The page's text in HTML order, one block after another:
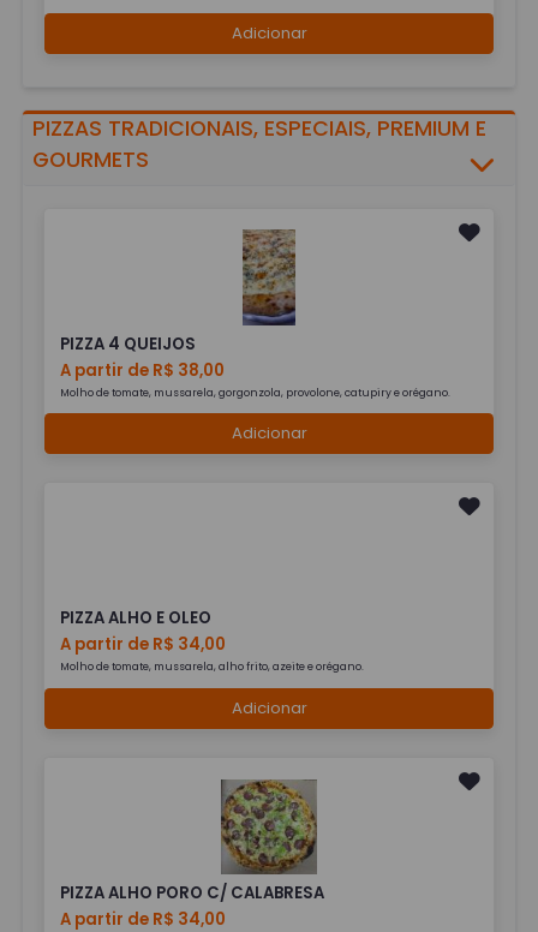
Adicionar
PIZZAS TRADICIONAIS, ESPECIAIS, PREMIUM E
GOURMETS
PIZZA 4 QUEIJOS
A partir de R$ 38,00
Molho de tomate, mussarela, gorgonzola, provolone, catupiry e orégano.
Adicionar
PIZZA ALHO E OLEO
A partir de R$ 34,00
Molho de tomate, mussarela, alho frito, azeite e orégano.
Adicionar
PIZZA ALHO PORO C/ CALABRESA
A partir de R$ 34,00